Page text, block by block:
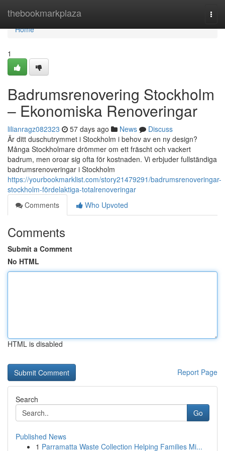
thebookmarkplaza
Home
Home
1
Badrumsrenovering Stockholm
– Ekonomiska Renoveringar
lilianragz082323 57 days ago News
Discuss
Är ditt duschutrymmet i Stockholm i behov av en ny design?
Många Stockholmare drömmer om ett fräscht och vackert
badrum, men oroar sig ofta för kostnaden. Vi erbjuder fullständiga
badrumsrenoveringar i Stockholm
https://yourbookmarklist.com/story21479291/badrumsrenoveringar-
stockholm-fördelaktiga-totalrenoveringar
Comments
Who Upvoted
Comments
Submit a Comment
No HTML
HTML is disabled
Report Page
Search
Go
Published News
1 Parramatta Waste Collection Helping Families Mi...